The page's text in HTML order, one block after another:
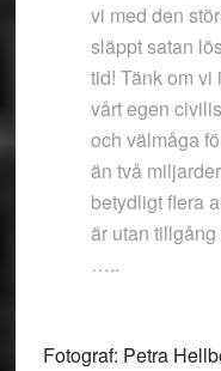
vi med den
släppt satan
tid! Tänk om vi
vårt egen
och välmåga
än två
betydligt flera
är utan
…..
Fotograf: Petra